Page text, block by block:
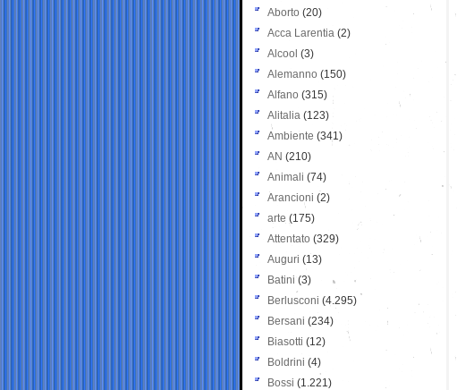
Aborto (20)
Acca Larentia (2)
Alcool (3)
Alemanno (150)
Alfano (315)
Alitalia (123)
Ambiente (341)
AN (210)
Animali (74)
Arancioni (2)
arte (175)
Attentato (329)
Auguri (13)
Batini (3)
Berlusconi (4.295)
Bersani (234)
Biasotti (12)
Boldrini (4)
Bossi (1.221)